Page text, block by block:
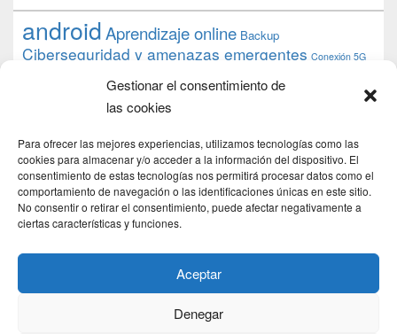
Gestionar el consentimiento de
las cookies
Para ofrecer las mejores experiencias, utilizamos tecnologías como las
cookies para almacenar y/o acceder a la información del dispositivo. El
consentimiento de estas tecnologías nos permitirá procesar datos como el
comportamiento de navegación o las identificaciones únicas en este sitio.
No consentir o retirar el consentimiento, puede afectar negativamente a
ciertas características y funciones.
Aceptar
Denegar
androidAprendizaje online Backup
Ciberseguridad y amenazas emergentes Conexión 5G
datos debian desarrollo web
Formación Google
iphone
proyecto PS4 python Raspberryraspberrypi
raspbian review Servidor Web Sostenibilidad
tecnológicaTecnología torrent
transmissiontutorial ubuntu server Windows